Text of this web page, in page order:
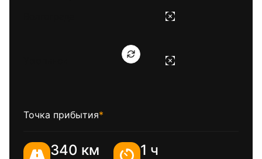
Точка прибытия*
340 км 1 ч